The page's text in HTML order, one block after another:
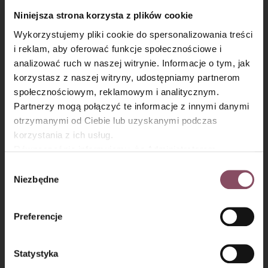
Niniejsza strona korzysta z plików cookie
Wykorzystujemy pliki cookie do spersonalizowania treści
i reklam, aby oferować funkcje społecznościowe i
analizować ruch w naszej witrynie. Informacje o tym, jak
korzystasz z naszej witryny, udostępniamy partnerom
społecznościowym, reklamowym i analitycznym.
Partnerzy mogą połączyć te informacje z innymi danymi
otrzymanymi od Ciebie lub uzyskanymi podczas
korzystania z ich usług.
Gdańsk (80-339) adres: Dickmana 14/15 więcej
informacji o przetwarzaniu danych osobowych oraz
Polityce
prywatności.
zgody
Niezbędne
Preferencje
Statystyka
Ciasto rozwałkuj na około30 x 40 cm .
Rozsmaruj przygotowany wcześniej twarożek i posyp go
startą skórką z cytryny.
Następniezwiń wzdłuż dłuższegoboku (tak jak
cynamonki).
Pokrój ciasto na około14 części.
×